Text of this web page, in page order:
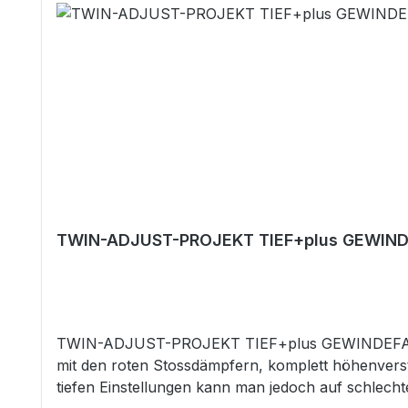
TWIN-ADJUST-PROJEKT TIEF+plus
TWIN-ADJUST-PROJEKT TIEF+plus
mit den roten Stossdämpfern, komplett
tiefen Einstellungen kann man jedoch auf